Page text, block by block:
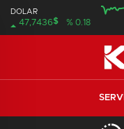
DOLAR
47,7436$ % 0.18